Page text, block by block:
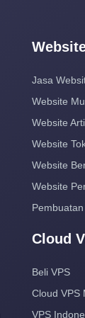
Jasa
Website
Website
Website
Website
Website
Cloud
Beli VPS
Cloud VPS
VPS